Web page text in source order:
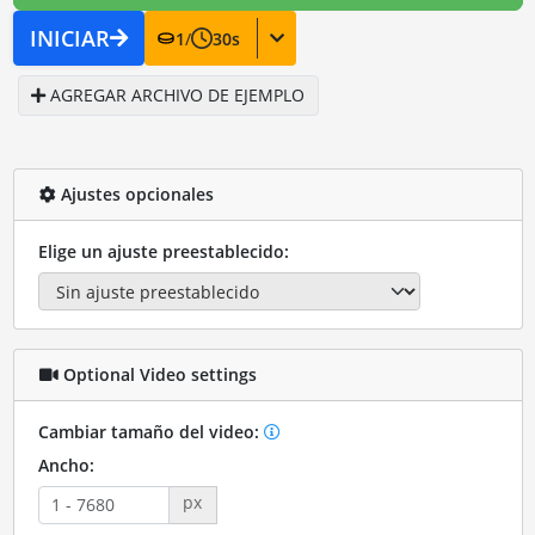
INICIAR 1/ 30s
AGREGAR ARCHIVO DE EJEMPLO
Ajustes opcionales
Elige un ajuste preestablecido:
Optional Video settings
Cambiar tamaño del video:
Ancho:
px